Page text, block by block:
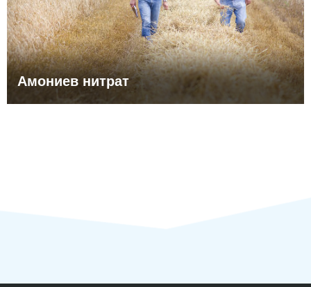
Амониев нитрат